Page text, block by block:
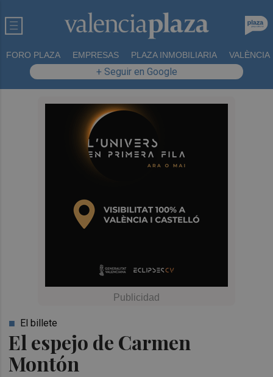
FORO PLAZA EMPRESAS PLAZA INMOBILIARIA VALÈNCIA
+ Seguir en Google
El espejo de Carmen
Montón
El billete